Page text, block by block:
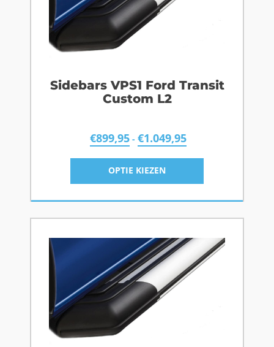
Sidebars VPS1 Ford Transit
Custom L2
€899,95 - €1.049,95
OPTIE KIEZEN